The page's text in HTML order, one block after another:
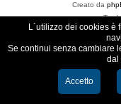
Creato da
L´utilizzo dei cookies è
Se continui senza cambiare
dal
Accetto